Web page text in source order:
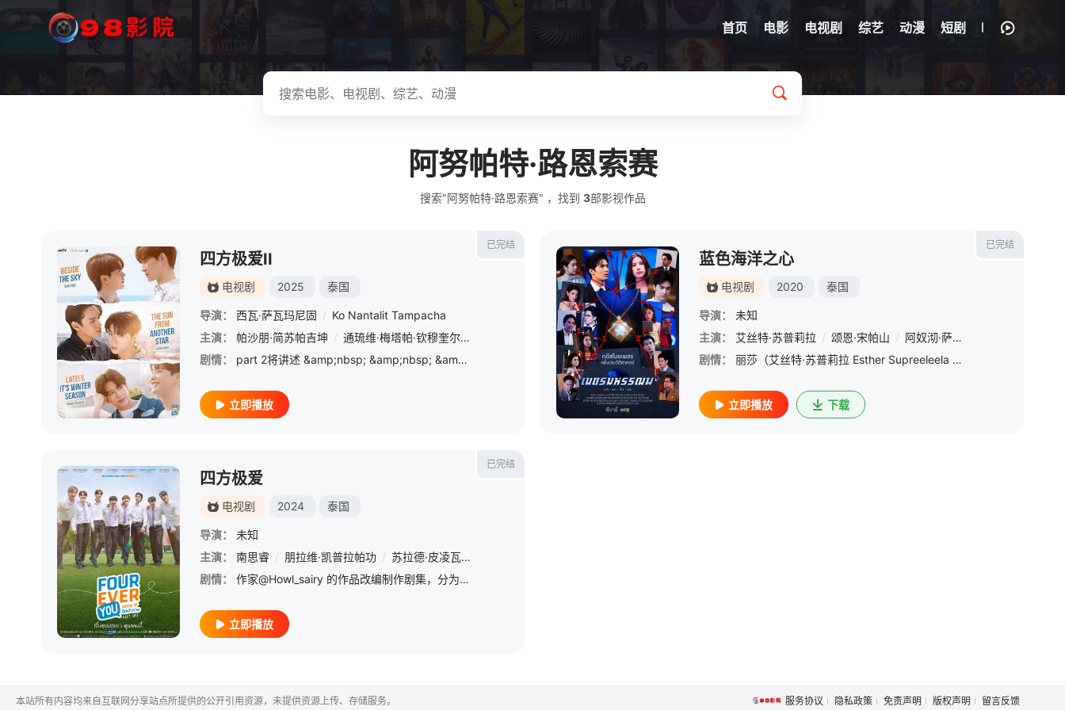
首页 电影 电视剧 综艺 动漫 短剧
阿努帕特·路恩索赛
搜索"阿努帕特·路恩索赛" ，找到 3部影视作品
已完结
四方极爱II
电视剧 2025 泰国
导演： 西瓦·萨瓦玛尼固 / Ko Nantalit Tampacha
主演：
帕沙朋·简苏帕吉坤 / 通琉维·梅塔帕·钦穆奎尔 / 阿努帕特·路恩索赛 / 塔拉同·蓬朴提岸 / 萨兰乌特·尼塔亚苏西 / 帕萨通·勒特沙堤旺 / 拉差塔·皮澈肖特
剧情：
part 2将讲述 &amp;nbsp; &amp;nbsp; &amp;nbsp; &amp;nbsp; &amp;nbsp; &amp;nbsp; &amp;nbsp; &amp;nbsp; &amp;nbsp; &amp;nbsp; &amp;nbsp; &amp;nbsp; &amp;nbsp;
立即播放
已完结
蓝色海洋之心
电视剧 2020 泰国
导演：
未知
主演：
艾丝特·苏普莉拉 / 颂恩·宋帕山 / 阿奴沏·萨潘彭
剧情：
丽莎（艾丝特·苏普莉拉 Esther Supreeleela 饰）是衔着金汤匙出生的千金大小姐，正在英国攻读珠宝设计，她的父亲是泰国一家数一数二的大型珠宝企业的董事长，他决定等丽莎学成归来，就将自己的
立即播放 下载
已完结
四方极爱
电视剧 2024 泰国
导演：
未知
主演：
南思睿 / 朋拉维·凯普拉帕功 / 苏拉德·皮凌瓦 /
剧情：
作家@Howl_sairy 的作品改编制作剧集，分为东南西北四个故事，八位主角演员招募中 &amp;nbsp; &amp;nbsp; &amp;nbsp; &amp;nbsp; &amp;nbsp; &amp;nbsp; &amp;nbsp; &amp;nbsp;
立即播放
服务协议 隐私政策 免责声明 版权声明 留言反馈
本站所有内容均来自互联网分享站点所提供的公开引用资源，未提供资源上传、存储服务。